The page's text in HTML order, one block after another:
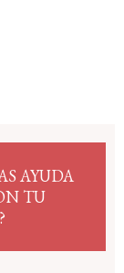
AYUDA
TU